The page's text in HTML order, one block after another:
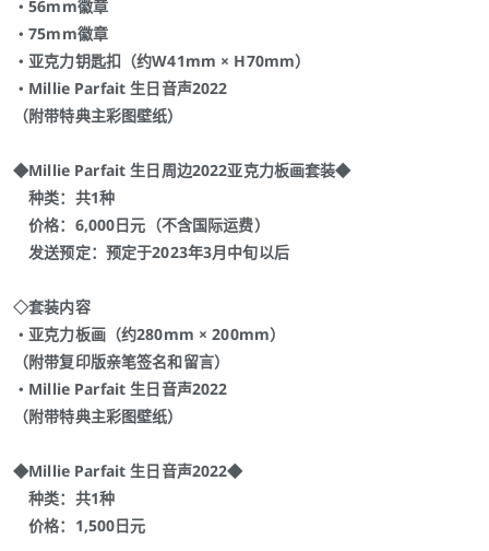
・56mm徽章
・75mm徽章
・亚克力钥匙扣（约W41mm × H70mm）
・Millie Parfait 生日音声2022
（附带特典主彩图壁纸）
◆Millie Parfait 生日周边2022亚克力板画套装◆
种类：共1种
价格：6,000日元（不含国际运费）
发送预定：预定于2023年3月中旬以后
◇套装内容
・亚克力板画（约280mm × 200mm）
（附带复印版亲笔签名和留言）
・Millie Parfait 生日音声2022
（附带特典主彩图壁纸）
◆Millie Parfait 生日音声2022◆
种类：共1种
价格：1,500日元